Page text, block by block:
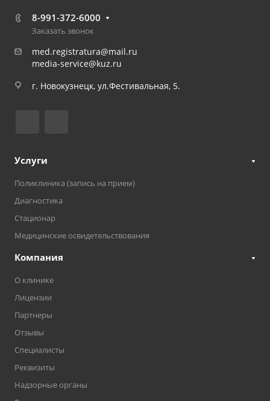
8-991-372-6000
Заказать звонок
med.registratura@mail.ru
media-service@kuz.ru
г. Новокузнецк, ул.Фестивальная, 5.
Услуги
Поликлиника (запись на прием)
Диагностика
Стационар
Медицинские освидетельствования
Компания
О клинике
Лицензии
Партнеры
Отзывы
Специалисты
Реквизиты
Надзорные органы